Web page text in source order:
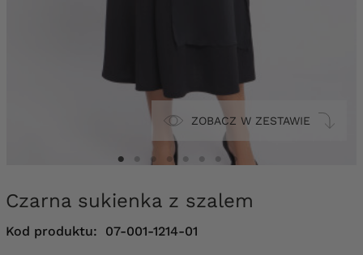
ZOBACZ W ZESTAWIE
Czarna sukienka z szalem
Kod produktu: 07-001-1214-01